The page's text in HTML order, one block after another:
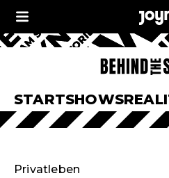
STARTSHOWS
Privatleben